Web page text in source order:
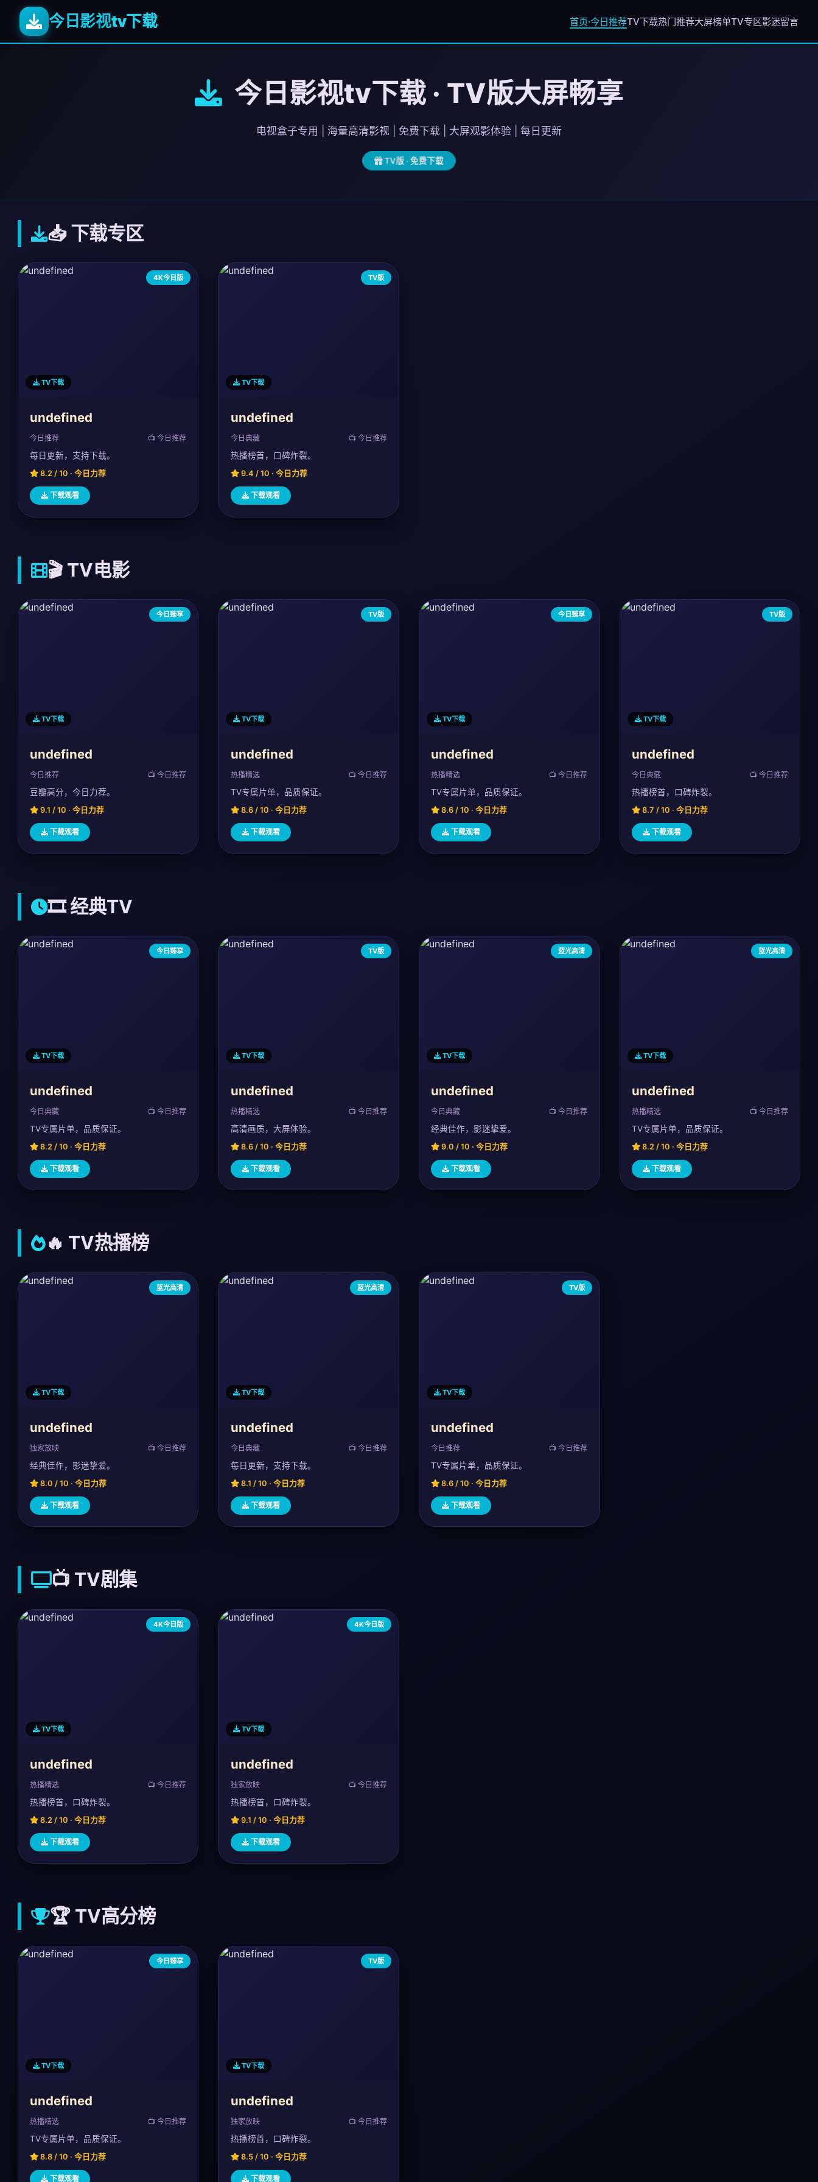
今日影视tv下载 首页·今日推荐TV下载热门推荐大屏榜单TV专区影迷留言
今日影视tv下载 · TV版大屏畅享
电视盒子专用 | 海量高清影视 | 免费下载 | 大屏观影体验 | 每日更新
TV版 · 免费下载
📥 下载专区
4K今日版
TV下载
undefined
今日推荐 📺 今日推荐
每日更新，支持下载。
8.2 / 10 · 今日力荐
下载观看
TV版
TV下载
undefined
今日典藏 📺 今日推荐
热播榜首，口碑炸裂。
9.4 / 10 · 今日力荐
下载观看
🎬 TV电影
今日臻享
TV下载
undefined
今日推荐 📺 今日推荐
豆瓣高分，今日力荐。
9.1 / 10 · 今日力荐
下载观看
TV版
TV下载
undefined
热播精选 📺 今日推荐
TV专属片单，品质保证。
8.6 / 10 · 今日力荐
下载观看
今日臻享
TV下载
undefined
热播精选 📺 今日推荐
TV专属片单，品质保证。
8.6 / 10 · 今日力荐
下载观看
TV版
TV下载
undefined
今日典藏 📺 今日推荐
热播榜首，口碑炸裂。
8.7 / 10 · 今日力荐
下载观看
🎞️ 经典TV
今日臻享
TV下载
undefined
今日典藏 📺 今日推荐
TV专属片单，品质保证。
8.2 / 10 · 今日力荐
下载观看
TV版
TV下载
undefined
热播精选 📺 今日推荐
高清画质，大屏体验。
8.6 / 10 · 今日力荐
下载观看
蓝光高清
TV下载
undefined
今日典藏 📺 今日推荐
经典佳作，影迷挚爱。
9.0 / 10 · 今日力荐
下载观看
蓝光高清
TV下载
undefined
热播精选 📺 今日推荐
TV专属片单，品质保证。
8.2 / 10 · 今日力荐
下载观看
🔥 TV热播榜
蓝光高清
TV下载
undefined
独家放映 📺 今日推荐
经典佳作，影迷挚爱。
8.0 / 10 · 今日力荐
下载观看
蓝光高清
TV下载
undefined
今日典藏 📺 今日推荐
每日更新，支持下载。
8.1 / 10 · 今日力荐
下载观看
TV版
TV下载
undefined
今日推荐 📺 今日推荐
TV专属片单，品质保证。
8.6 / 10 · 今日力荐
下载观看
📺 TV剧集
4K今日版
TV下载
undefined
热播精选 📺 今日推荐
热播榜首，口碑炸裂。
8.2 / 10 · 今日力荐
下载观看
4K今日版
TV下载
undefined
独家放映 📺 今日推荐
热播榜首，口碑炸裂。
9.1 / 10 · 今日力荐
下载观看
🏆 TV高分榜
今日臻享
TV下载
undefined
热播精选 📺 今日推荐
TV专属片单，品质保证。
8.8 / 10 · 今日力荐
下载观看
TV版
TV下载
undefined
独家放映 📺 今日推荐
热播榜首，口碑炸裂。
8.5 / 10 · 今日力荐
下载观看